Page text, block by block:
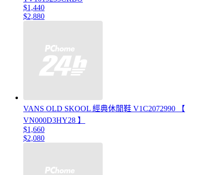
$1,440
$2,880
VANS OLD SKOOL 經典休閒鞋 V1C2072990 【
VN000D3HY28 】
$1,660
$2,080